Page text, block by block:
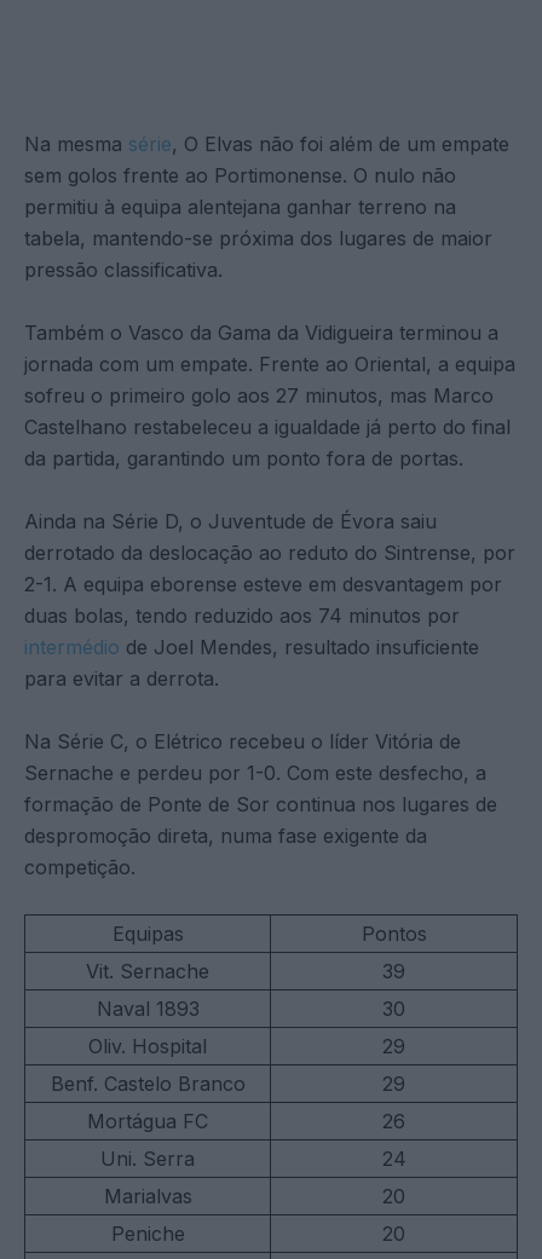
Na mesma série, O Elvas não foi além de um empate
sem golos frente ao Portimonense. O nulo não
permitiu à equipa alentejana ganhar terreno na
tabela, mantendo-se próxima dos lugares de maior
pressão classificativa.
Também o Vasco da Gama da Vidigueira terminou a
jornada com um empate. Frente ao Oriental, a equipa
sofreu o primeiro golo aos 27 minutos, mas Marco
Castelhano restabeleceu a igualdade já perto do final
da partida, garantindo um ponto fora de portas.
Ainda na Série D, o Juventude de Évora saiu
derrotado da deslocação ao reduto do Sintrense, por
2-1. A equipa eborense esteve em desvantagem por
duas bolas, tendo reduzido aos 74 minutos por
intermédio de Joel Mendes, resultado insuficiente
para evitar a derrota.
Na Série C, o Elétrico recebeu o líder Vitória de
Sernache e perdeu por 1-0. Com este desfecho, a
formação de Ponte de Sor continua nos lugares de
despromoção direta, numa fase exigente da
competição.
Equipas
Pontos
Vit. Sernache
39
Naval 1893
30
Oliv. Hospital
29
Benf. Castelo Branco
29
Mortágua FC
26
Uni. Serra
24
Marialvas
20
Peniche
20